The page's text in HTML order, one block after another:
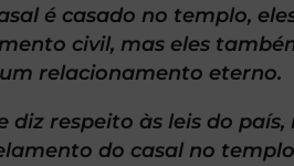
é casado no templo,
civil, mas eles
relacionamento eterno.
respeito às leis do país,
do casal no